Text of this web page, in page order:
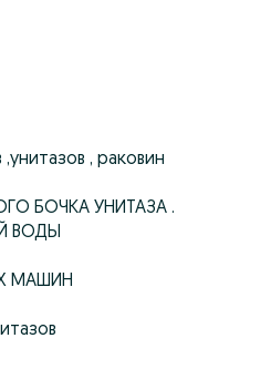
, раковин
БОЧКА УНИТАЗА .
ВОДЫ
МАШИН